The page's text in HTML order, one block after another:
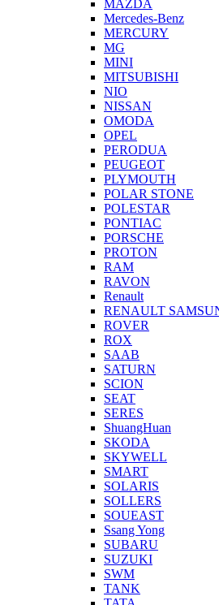
MAZDA
Mercedes-Benz
MERCURY
MG
MINI
MITSUBISHI
NIO
NISSAN
OMODA
OPEL
PERODUA
PEUGEOT
PLYMOUTH
POLAR STONE
POLESTAR
PONTIAC
PORSCHE
PROTON
RAM
RAVON
Renault
RENAULT
ROVER
ROX
SAAB
SATURN
SCION
SEAT
SERES
ShuangHuan
SKODA
SKYWELL
SMART
SOLARIS
SOLLERS
SOUEAST
Ssang Yong
SUBARU
SUZUKI
SWM
TANK